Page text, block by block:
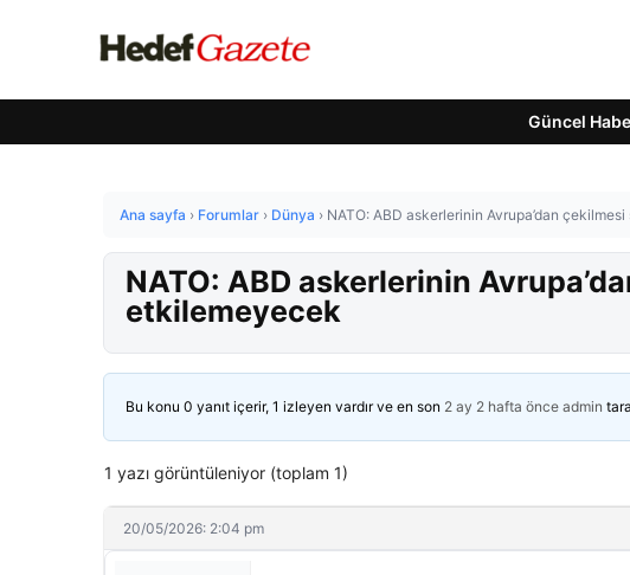
Güncel
Ana sayfa › Forumlar › Dünya › NATO: ABD askerlerinin Avrupa’dan
NATO: ABD askerlerinin
etkilemeyecek
Bu konu 0 yanıt içerir, 1 izleyen vardır ve en son 2 ay 2 hafta önce admin
1 yazı görüntüleniyor (toplam 1)
20/05/2026: 2:04 pm